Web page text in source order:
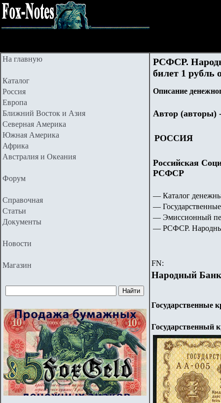
На главную
Каталог
Россия
Европа
Ближний Восток и Азия
Северная Америка
Южная Америка
Африка
Австралия и Океания
Форум
Справочная
Статьи
Документы
Новости
Магазин
РСФСР.
билет 1 рубль
Описание
Автор (авторы)
РОССИЯ
Российская
РСФСР
— Каталог
—
— Эмиссионный
— РСФСР.
FN:
Народный
Государственные
Государственный